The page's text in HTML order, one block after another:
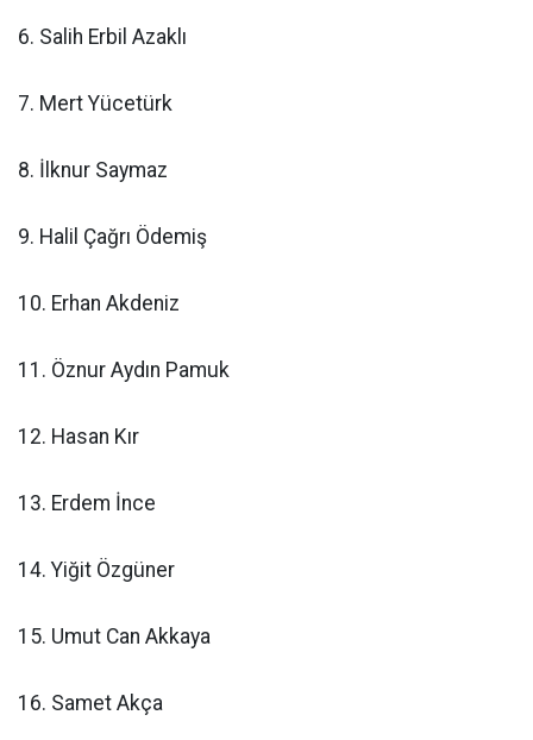
6. Salih Erbil Azaklı
7. Mert Yücetürk
8. İlknur Saymaz
9. Halil Çağrı Ödemiş
10. Erhan Akdeniz
11. Öznur Aydın Pamuk
12. Hasan Kır
13. Erdem İnce
14. Yiğit Özgüner
15. Umut Can Akkaya
16. Samet Akça